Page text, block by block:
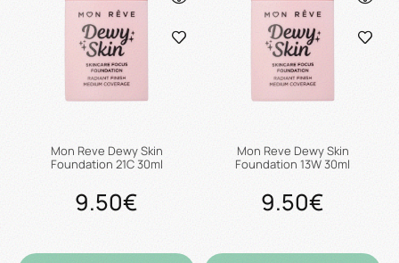
Mon Reve Dewy Skin
Foundation 21C 30ml
9.50€
Mon Reve Dewy Skin
Foundation 13W 30ml
9.50€